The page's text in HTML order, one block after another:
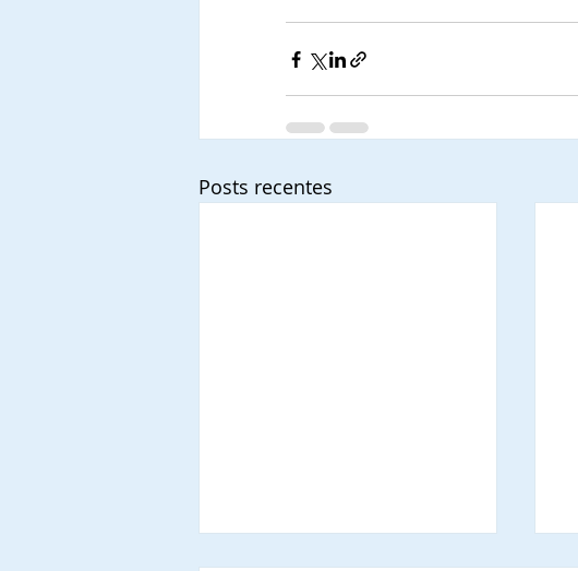
Posts recentes